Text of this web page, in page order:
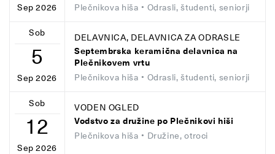
Sep 2026 Plečnikova hiša • Odrasli, študenti, seniorji
Sob
5
Sep 2026
DELAVNICA, DELAVNICA ZA ODRASLE
Septembrska keramična delavnica na
Plečnikovem vrtu
Plečnikova hiša • Odrasli, študenti, seniorji
Sob
12
Sep 2026
VODEN OGLED
Vodstvo za družine po Plečnikovi hiši
Plečnikova hiša • Družine, otroci